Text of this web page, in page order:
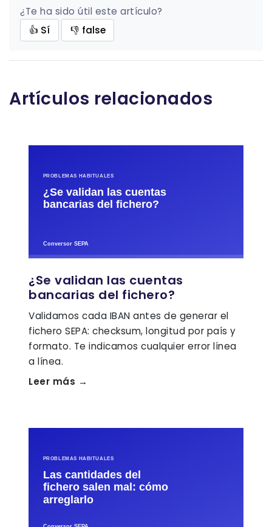
¿Te ha sido útil este artículo?
👍 Sí
👎 false
Artículos relacionados
¿Se validan las cuentas
bancarias del fichero?
Validamos cada IBAN antes de generar el
fichero SEPA: checksum, longitud por país y
formato. Te indicamos cualquier error línea
a línea.
Leer más →